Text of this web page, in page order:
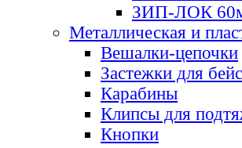
ЗИП-ЛОК
Металлическая и
Вешалки-цепочки
Застежки для
Карабины
Клипсы для
Кнопки